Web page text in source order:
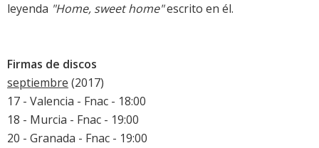
leyenda "Home, sweet home"escrito en él.
Firmas de discos
septiembre (2017)
17 - Valencia - Fnac - 18:00
18 - Murcia - Fnac - 19:00
20 - Granada - Fnac - 19:00